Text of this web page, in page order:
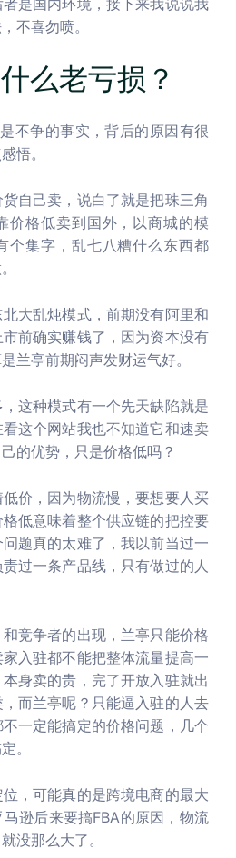
是国内环境，接下来我说说我
不喜勿喷。
么老亏损？
不争的事实，背后的原因有很
悟。
自己卖，说白了就是把珠三角
价格低卖到国外，以商城的模
个集字，乱七八糟什么东西都
大乱炖模式，前期没有阿里和
前确实赚钱了，因为资本没有
兰亭前期闷声发财运气好。
这种模式有一个先天缺陷就是
这个网站我也不知道它和速卖
的优势，只是价格低吗？
价，因为物流慢，要想要人买
低意味着整个供应链的把控要
题真的太难了，我以前当过一
过一条产品线，只有做过的人
竞争者的出现，兰亭只能价格
入驻都不能把整体流量提高一
身卖的贵，完了开放入驻就出
而兰亭呢？只能逼入驻的人去
一定能搞定的价格问题，几个
。
，可能真的是跨境电商的最大
逊后来要搞FBA的原因，物流
没那么大了。